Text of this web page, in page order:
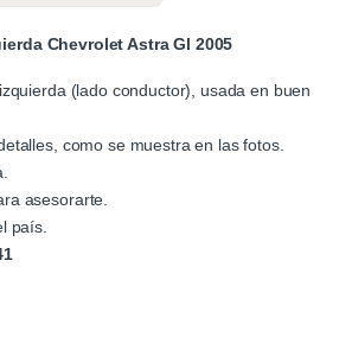
Chevrolet Astra Gl 2005
(lado conductor), usada en buen
como se muestra en las fotos.
asesorarte.
país.